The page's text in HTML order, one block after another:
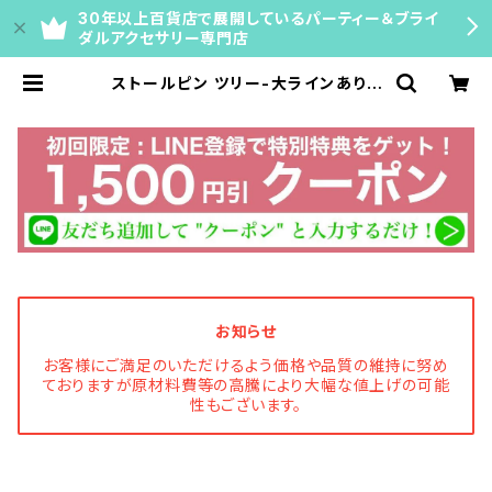
30年以上百貨店で展開しているパーティー＆ブライ
ダルアクセサリー専門店
ストールピン ツリー-大ラインあり |
【百貨店40年の専門店】
お知らせ
お客様にご満足のいただけるよう価格や品質の維持に努め
ておりますが原材料費等の高騰により大幅な値上げの可能
性もございます。